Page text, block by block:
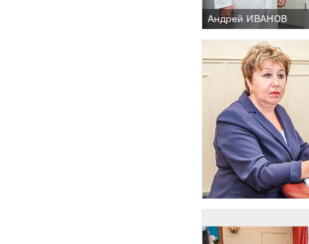
Андрей ИВАНОВ